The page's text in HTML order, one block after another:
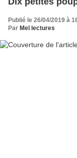
Publié le 26/04/2019 à
Par Mel lectures